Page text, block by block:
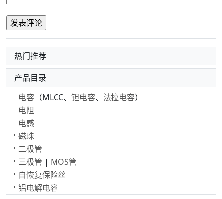
热门推荐
产品目录
电容 （MLCC、 钽电容、 法拉电容）
电阻
电感
磁珠
二极管
三极管 | MOS管
自恢复保险丝
铝电解电容